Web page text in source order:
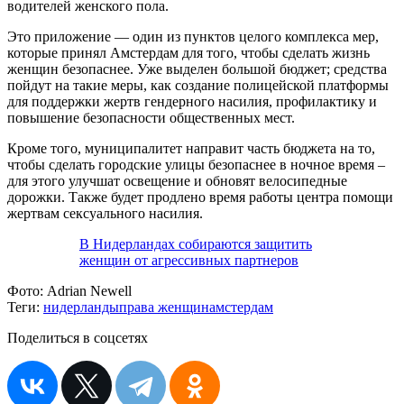
водителей женского пола.
Это приложение — один из пунктов целого комплекса мер,
которые принял Амстердам для того, чтобы сделать жизнь
женщин безопаснее. Уже выделен большой бюджет; средства
пойдут на такие меры, как создание полицейской платформы
для поддержки жертв гендерного насилия, профилактику и
повышение безопасности общественных мест.
Кроме того, муниципалитет направит часть бюджета на то,
чтобы сделать городские улицы безопаснее в ночное время –
для этого улучшат освещение и обновят велосипедные
дорожки. Также будет продлено время работы центра помощи
жертвам сексуального насилия.
В Нидерландах собираются защитить
женщин от агрессивных партнеров
Фото: Adrian Newell
Теги: нидерландыправа женщинамстердам
Поделиться в соцсетях